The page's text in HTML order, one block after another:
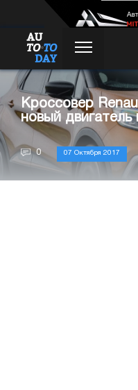
Кроссовер
новый двигатель
0 07 Октября 2017